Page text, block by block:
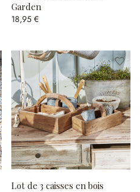
Garden
18,95 €
Lot de 3 caisses en bois